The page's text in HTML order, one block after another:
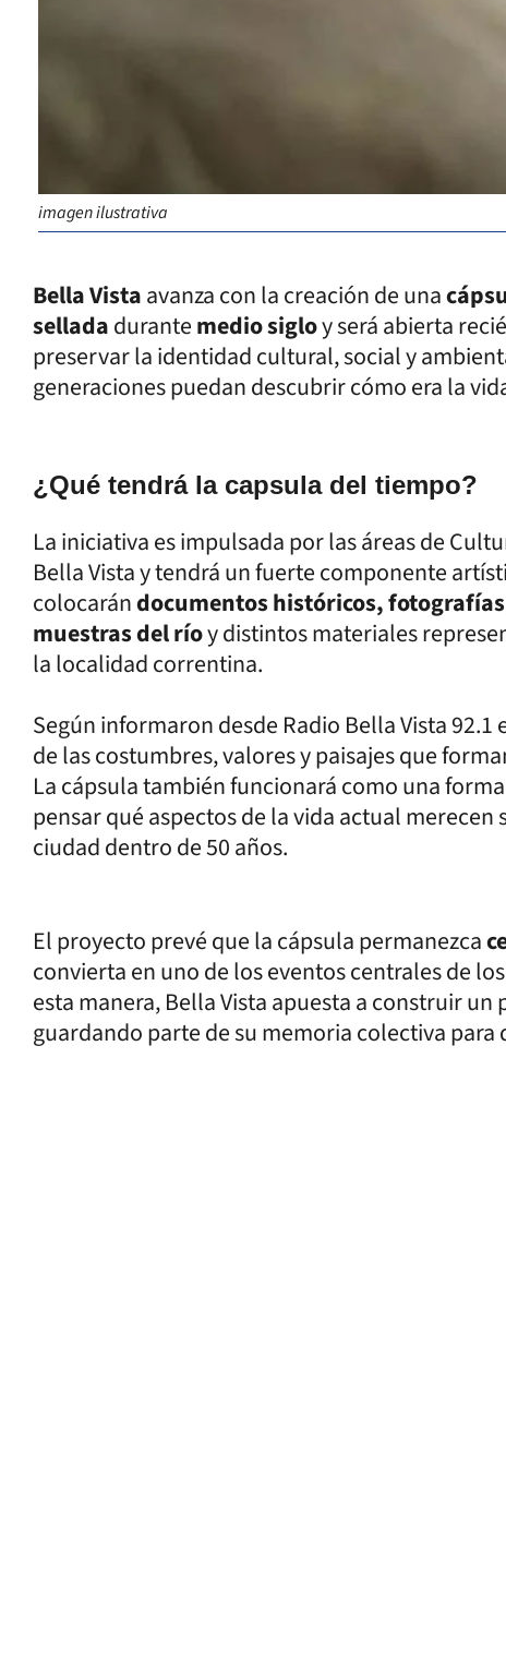
imagen ilustrativa
Bella Vistaavanza con la creación de una
selladadurantemedio sigloy será abierta
preservar la identidad cultural, social y
generaciones puedan descubrir cómo era la
¿Qué tendrá la capsula del tiempo?
La iniciativa es impulsada por las áreas de
Bella Vista y tendrá un fuerte componente
colocarándocumentos históricos,
muestras del ríoy distintos materiales
la localidad correntina.
Según informaron desde Radio Bella Vista 92.1
de las costumbres, valores y paisajes que
La cápsula también funcionará como una
pensar qué aspectos de la vida actual
ciudad dentro de 50 años.
El proyecto prevé que la cápsula permanezca
convierta en uno de los eventos centrales de
esta manera, Bella Vista apuesta a construir
guardando parte de su memoria colectiva para